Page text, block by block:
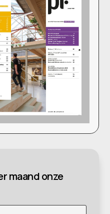
maand onze